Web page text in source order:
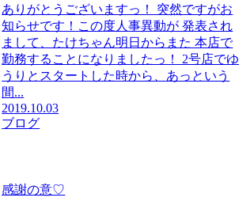
ありがとうございますっ！ 突然ですがお
知らせです！この度人事異動が 発表され
まして、たけちゃん明日からまた 本店で
勤務することになりましたっ！ 2号店でゆ
うりとスタートした時から、あっという
間...
2019.10.03
ブログ
感謝の意♡